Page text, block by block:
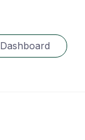
Dashboard